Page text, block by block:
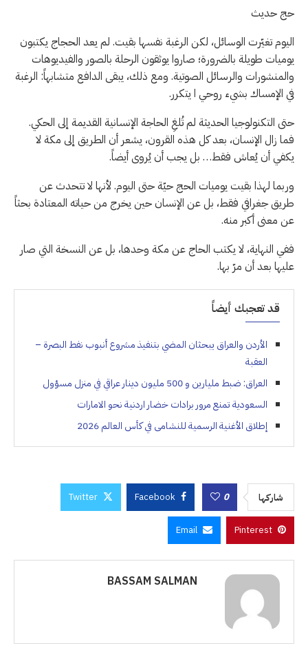
حج حديث
اليوم تغيّرت الوسائل، لكن الرغبة نفسها بقيت. لم يعد الحجاج يكتبون
يوميات طويلة بالضرورة؛ صاروا يوثقون الرحلة بالصور والفيديوهات
والمنشورات والرسائل الصوتية. ومع ذلك، يبقى الدافع متشابهاً: الرغبة
في الإمساك بشيء روحي ا يتكرر.
حتى التكنولوجيا الحديثة لم تُلغِ الحاجة الإنسانية القديمة إلى الحكي.
فما زال الإنسان، بعد كل هذه القرون، يشعر أن الطريق إلى مكة لا
يكفي أن يُعاش فقط… بل يجب أن يُروى أيضاً.
وربما لهذا بقيت يوميات الحج حيّة حتى اليوم. لأنها لا تتحدث عن
طريق جغرافي فقط، بل عن الإنسان حين يخرج من حياته المعتادة بحثاً
عن معنى أكبر منه.
ففي النهاية، لا يكتب الحاج عن مكة وحدها، بل عن النسخة التي صار
عليها بعد أن مرّ بها.
قد تعجبك أيضاً
الأردن والعراق يبحثان المضي بتنفيذ مشروع أنبوب نفط البصرة –
العقبة
العراق: ضبط مليارين و 500 مليون دينار عراقي في منزل مسؤول
السعودية تمنع مرور برادات خضار اردنية نحو الامارات
إطلاق الأغنية الرسمية للنشامى في كأس العالم 2026
شاركها 0
Facebook
Twitter
Pinterest
Email
BASSAM SALMAN